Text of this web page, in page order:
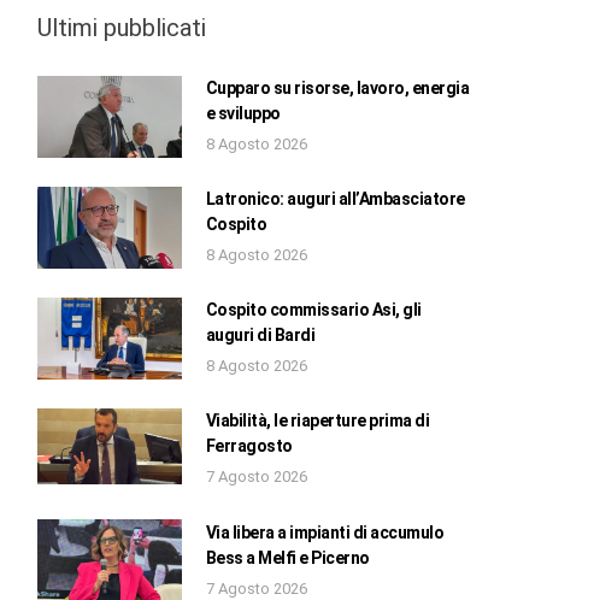
Ultimi pubblicati
Cupparo su risorse, lavoro, energia
e sviluppo
8 Agosto 2026
Latronico: auguri all’Ambasciatore
Cospito
8 Agosto 2026
Cospito commissario Asi, gli
auguri di Bardi
8 Agosto 2026
Viabilità, le riaperture prima di
Ferragosto
7 Agosto 2026
Via libera a impianti di accumulo
Bess a Melfi e Picerno
7 Agosto 2026